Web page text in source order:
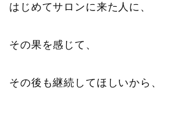
はじめてサロンに来た人に、
その果を感じて、
その後も継続してほしいから、